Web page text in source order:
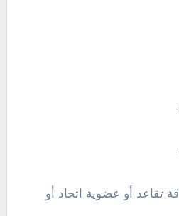
تقاعد أو عضوية اتحاد أو